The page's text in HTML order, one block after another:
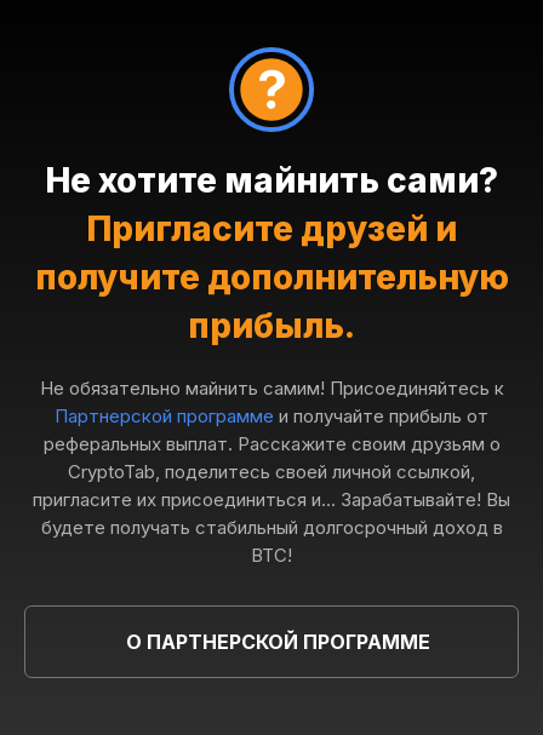
Не хотите майнить сами?
Пригласите друзей и
получите дополнительную
прибыль.
Не обязательно майнить самим! Присоединяйтесь к
Партнерской программе и получайте прибыль от
реферальных выплат. Расскажите своим друзьям о
CryptoTab, поделитесь своей личной ссылкой,
пригласите их присоединиться и... Зарабатывайте! Вы
будете получать стабильный долгосрочный доход в
BTC!
О ПАРТНЕРСКОЙ ПРОГРАММЕ